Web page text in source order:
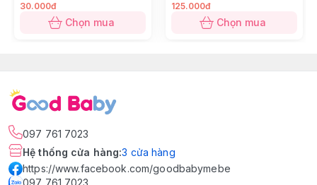
30.000đ
Chọn mua
125.000đ
Chọn mua
097 761 7023
Hệ thống cửa hàng:3 cửa hàng
https://www.facebook.com/goodbabymebe
097 761 7023